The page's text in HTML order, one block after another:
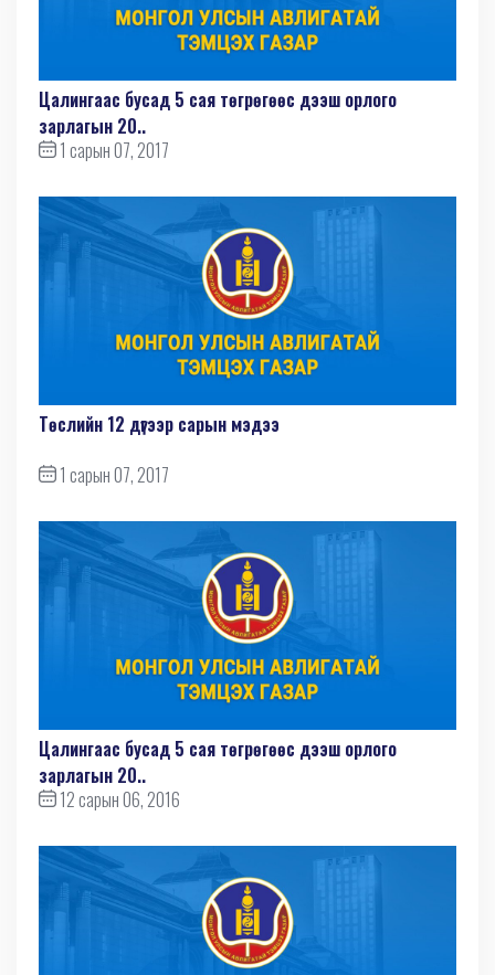
Цалингаас бусад 5 сая төгрөгөөс дээш орлого
зарлагын 20..
1 сарын 07, 2017
Төслийн 12 дүгээр сарын мэдээ
1 сарын 07, 2017
Цалингаас бусад 5 сая төгрөгөөс дээш орлого
зарлагын 20..
12 сарын 06, 2016